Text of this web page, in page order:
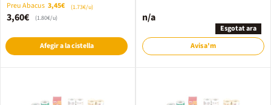
Preu Abacus 3,45€ (1.73€/u)
3,60€ (1.80€/u)
Afegir a la cistella
n/a
Esgotat ara
Avisa'm